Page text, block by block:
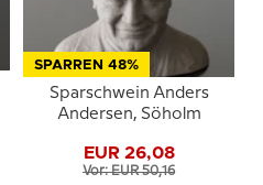
SPARREN 48%
Sparschwein Anders
Andersen, Söholm
EUR 26,08
Vor: EUR 50,16